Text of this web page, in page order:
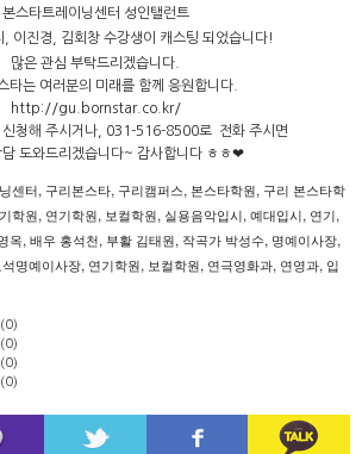
본스타트레이닝센터 성인탤런트
, 이진경, 김회창 수강생이 캐스팅 되었습니다!
많은 관심 부탁드리겠습니다.
타는 여러분의 미래를 함께 응원합니다.
http://gu.bornstar.co.kr/
신청해 주시거나, 031-516-8500로 전화 주시면
담 도와드리겠습니다~ 감사합니다 ㅎㅎ❤
센터, 구리본스타, 구리캠퍼스, 본스타학원, 구리 본스타학
학원, 연기학원, 보컬학원, 실용음악입시, 예대입시, 연기,
옥, 배우 홍석천, 부활 김태원, 작곡가 박성수, 명예이사장,
석명예이사장, 연기학원, 보컬학원, 연극영화과, 연영과, 입
(0)
(0)
(0)
(0)